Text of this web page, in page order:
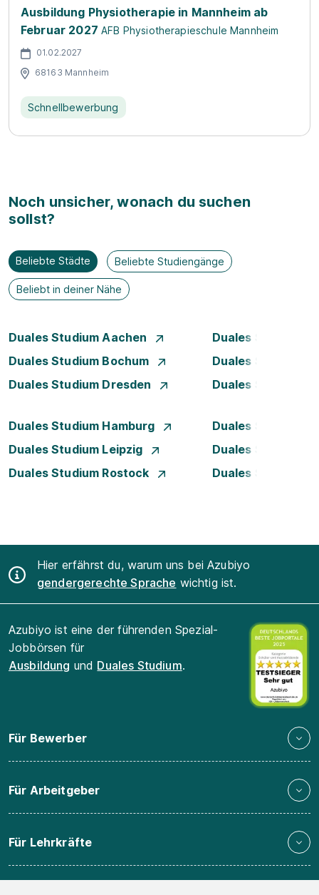
Ausbildung Physiotherapie in Mannheim ab
Februar 2027 AFB Physiotherapieschule Mannheim
01.02.2027
68163 Mannheim
Schnellbewerbung
Noch unsicher, wonach du suchen
sollst?
Beliebte Städte Beliebte Studiengänge
Beliebt in deiner Nähe
Duales Studium Aachen
Duales Studium
Duales Studium Bochum
Duales Studium
Duales Studium Dresden
Duales Studium
Duales Studium Hamburg
Duales Studium
Duales Studium Leipzig
Duales Studium
Duales Studium Rostock
Duales Studium
Hier erfährst du, warum uns bei Azubiyo
gendergerechte Sprache wichtig ist.
Azubiyo ist eine der führenden Spezial-
Jobbörsen für
Ausbildung und Duales Studium.
Für Bewerber
Für Arbeitgeber
Für Lehrkräfte